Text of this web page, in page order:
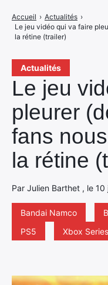
Actualités
Le jeu
pleurer
fans
la rétine
Par Julien Barthet , le
Bandai Namco
PS5
Xbox Series
Accueil › Actualités ›
Le jeu vidéo qui va faire
la rétine (trailer)